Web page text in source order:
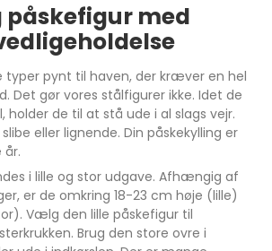
påskefigur med
typer pynt til haven, der kræver en hel
Det gør vores stålfigurer ikke. Idet de
holder de til at stå ude i al slags vejr.
eller lignende. Din påskekylling er
i lille og stor udgave. Afhængig af
er de omkring 18-23 cm høje (lille)
Vælg den lille påskefigur til
Brug den store ovre i